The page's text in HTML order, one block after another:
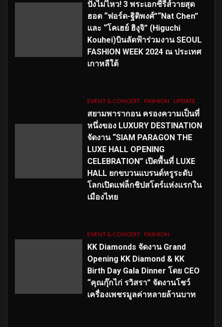
ปังไม่ไหว! 3 พระเอกซีรีส์วายสุด
ฮอต “ฟอร์ด-ฐิติพงศ์”“Nat Chen”
และ “โคเฮย์ ฮิงุจิ” (Higuchi
Kouhei)บินลัดฟ้าร่วมงาน SEOUL
FASHION WEEK 2024 ณ ประเทศ
เกาหลีใต้
EVENT & CONCERT FASHION UPDATE
สยามพารากอน ครองความเป็นที่
หนึ่งของ LUXURY DESTINATION
จัดงาน “SIAM PARAGON THE
LUXE HALL OPENING
CELEBRATION” เปิดพื้นที่ LUXE
HALL ยกขบวนแบรนด์หรูระดับ
โลกเปิดแฟล็กชิปสโตร์แห่งแรกใน
เมืองไทย
EVENT & CONCERT FASHION
KK Diamonds จัดงาน Grand
Opening KK Diamond & KK
Birth Day Gala Dinner โดย CEO
“คุณกุ๊กไก่ รวิสรา” จัดงานโชว์
เครื่องเพชรมูลค่าหลายล้านบาท